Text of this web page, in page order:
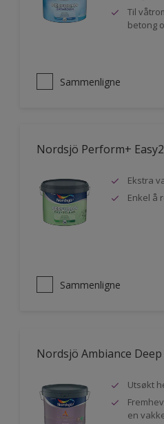
Til
betong
Sammenligne
Nordsjö Perform+
Ekstra
Enkel å
Sammenligne
Nordsjö Ambiance
Utsøkt
en